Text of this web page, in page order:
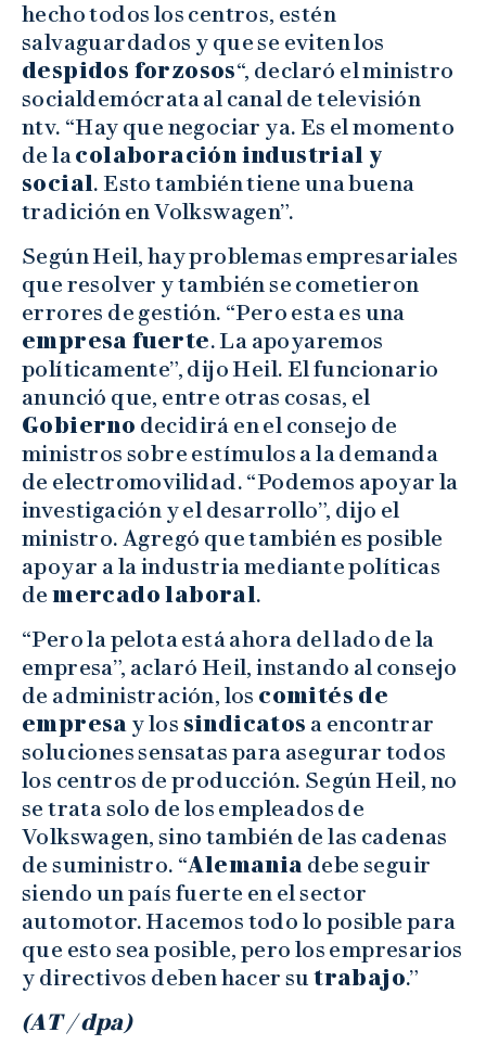
hecho todos los centros, estén
salvaguardados y que se eviten los
despidos forzosos“, declaró el ministro
socialdemócrata al canal de televisión
ntv. “Hay que negociar ya. Es el momento
de lacolaboración industrial y
social. Esto también tiene una buena
tradición en Volkswagen”.
Según Heil, hay problemas empresariales
que resolver y también se cometieron
errores de gestión. “Pero esta es una
empresa fuerte. La apoyaremos
políticamente”, dijo Heil. El funcionario
anunció que, entre otras cosas, el
Gobierno decidirá en el consejo de
ministros sobre estímulos a la demanda
de electromovilidad. “Podemos apoyar la
investigación y el desarrollo”, dijo el
ministro. Agregó que también es posible
apoyar a la industria mediante políticas
demercado laboral.
“Pero la pelota está ahora del lado de la
empresa”, aclaró Heil, instando al consejo
de administración, los comités de
empresa y los sindicatos a encontrar
soluciones sensatas para asegurar todos
los centros de producción. Según Heil, no
se trata solo de los empleados de
Volkswagen, sino también de las cadenas
de suministro. “Alemania debe seguir
siendo un país fuerte en el sector
automotor. Hacemos todo lo posible para
que esto sea posible, pero los empresarios
y directivos deben hacer sutrabajo.”
(AT / dpa)